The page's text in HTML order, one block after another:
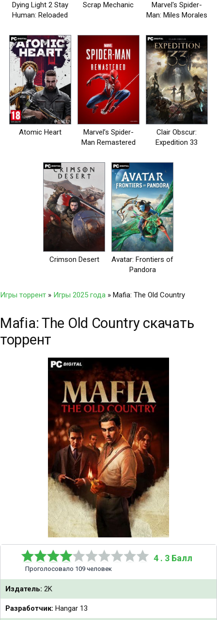
Dying Light 2 Stay
Human: Reloaded
Scrap Mechanic
Marvel's Spider-
Man: Miles Morales
Atomic Heart
Marvel’s Spider-
Man Remastered
Clair Obscur:
Expedition 33
Crimson Desert
Avatar: Frontiers of
Pandora
Игры торрент » Игры 2025 года » Mafia: The Old Country
Mafia: The Old Country скачать
торрент
4 . 3 Балл
Проголосовало 109 человек
Издатель: 2K
Разработчик: Hangar 13